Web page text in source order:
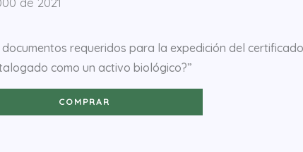
documentos requeridos para la expedición del
como un activo biológico?”
COMPRAR